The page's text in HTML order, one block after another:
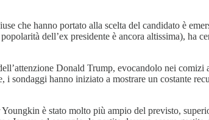
che hanno portato alla scelta del candidato è
dell’ex presidente è ancora altissima), ha
Donald Trump, evocandolo nei
sondaggi hanno iniziato a mostrare un costante
è stato molto più ampio del previsto,